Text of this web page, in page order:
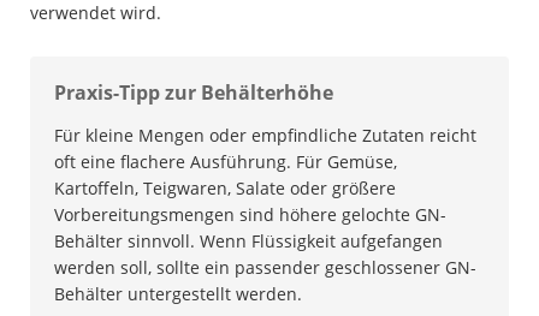
verwendet wird.
Praxis-Tipp zur Behälterhöhe
Für kleine Mengen oder empfindliche Zutaten reicht
oft eine flachere Ausführung. Für Gemüse,
Kartoffeln, Teigwaren, Salate oder größere
Vorbereitungsmengen sind höhere gelochte GN-
Behälter sinnvoll. Wenn Flüssigkeit aufgefangen
werden soll, sollte ein passender geschlossener GN-
Behälter untergestellt werden.